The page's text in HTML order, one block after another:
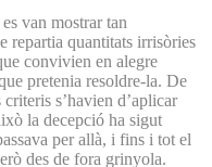
van mostrar tan
repartia quantitats irrisòries
convivien en alegre
pretenia resoldre-la. De
s’havien d’aplicar
la decepció ha sigut
per allà, i fins i tot el
des de fora grinyola.